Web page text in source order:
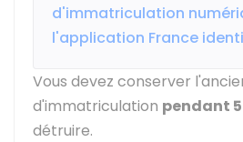
d'immatriculation
l'application France
Vous devez conserver
d'immatriculation pendant
détruire.